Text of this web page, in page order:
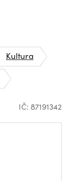
Kultura
IČ: 87191342